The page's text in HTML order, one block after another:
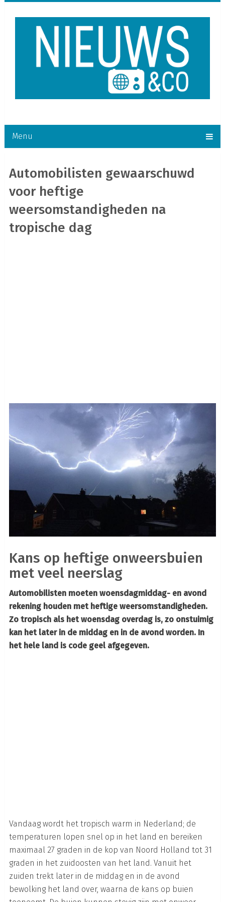
Menu
Automobilisten gewaarschuwd
voor heftige
weersomstandigheden na
tropische dag
Kans op heftige onweersbuien
met veel neerslag
Automobilisten moeten woensdagmiddag- en avond
rekening houden met heftige weersomstandigheden.
Zo tropisch als het woensdag overdag is, zo onstuimig
kan het later in de middag en in de avond worden. In
het hele land is code geel afgegeven.
Vandaag wordt het tropisch warm in Nederland; de
temperaturen lopen snel op in het land en bereiken
maximaal 27 graden in de kop van Noord Holland tot 31
graden in het zuidoosten van het land. Vanuit het
zuiden trekt later in de middag en in de avond
bewolking het land over, waarna de kans op buien